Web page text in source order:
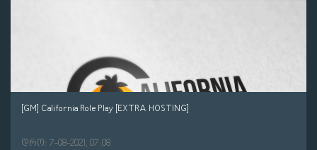
[GM] California Role Play [EXTRA HOSTING]
დრო: 7-08-2021, 07:08